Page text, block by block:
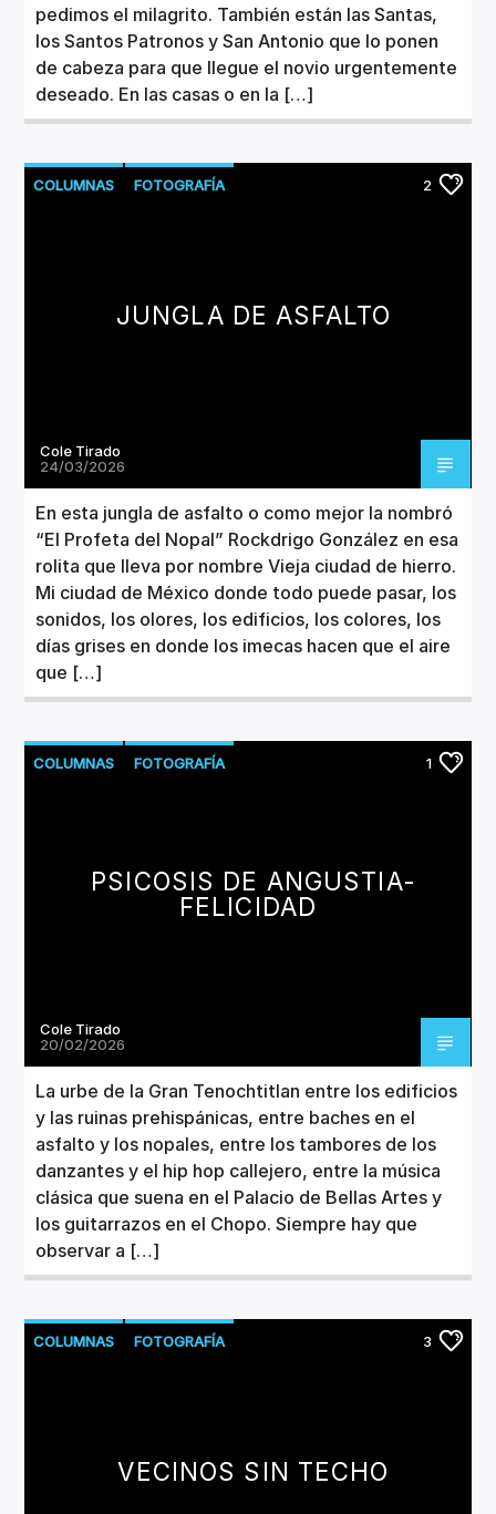
pedimos el milagrito. También están las Santas,
los Santos Patronos y San Antonio que lo ponen
de cabeza para que llegue el novio urgentemente
deseado. En las casas o en la […]
COLUMNAS FOTOGRAFÍA 2
JUNGLA DE ASFALTO
Cole Tirado
24/03/2026
En esta jungla de asfalto o como mejor la nombró
“El Profeta del Nopal” Rockdrigo González en esa
rolita que lleva por nombre Vieja ciudad de hierro.
Mi ciudad de México donde todo puede pasar, los
sonidos, los olores, los edificios, los colores, los
días grises en donde los imecas hacen que el aire
que […]
COLUMNAS FOTOGRAFÍA 1
PSICOSIS DE ANGUSTIA-
FELICIDAD
Cole Tirado
20/02/2026
La urbe de la Gran Tenochtitlan entre los edificios
y las ruinas prehispánicas, entre baches en el
asfalto y los nopales, entre los tambores de los
danzantes y el hip hop callejero, entre la música
clásica que suena en el Palacio de Bellas Artes y
los guitarrazos en el Chopo. Siempre hay que
observar a […]
COLUMNAS FOTOGRAFÍA 3
VECINOS SIN TECHO